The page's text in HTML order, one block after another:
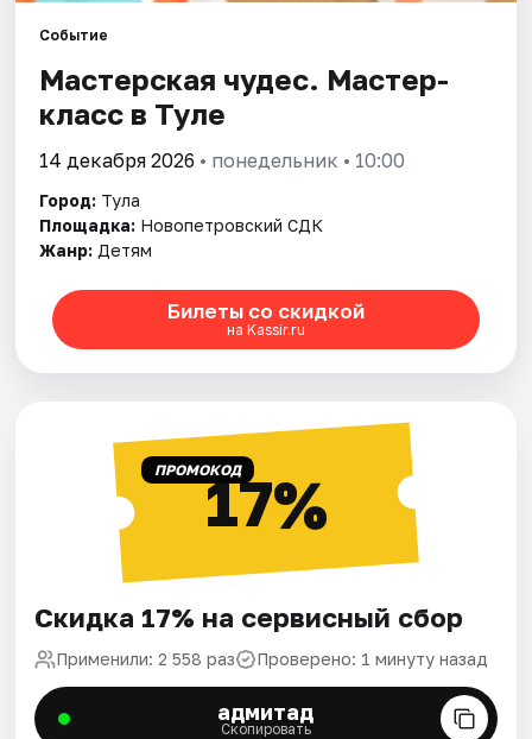
Событие
Мастерская чудес. Мастер-
класс в Туле
14 декабря 2026 • понедельник • 10:00
Город: Тула
Площадка: Новопетровский СДК
Жанр: Детям
Билеты со скидкой
на Kassir.ru
ПРОМОКОД17%
Скидка 17% на сервисный сбор
Применили: 2 558 раз Проверено: 1 минуту назад
адмитад
Скопировать